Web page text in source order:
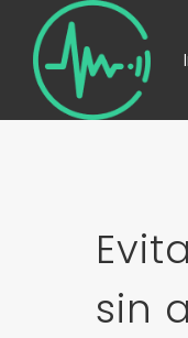
sin